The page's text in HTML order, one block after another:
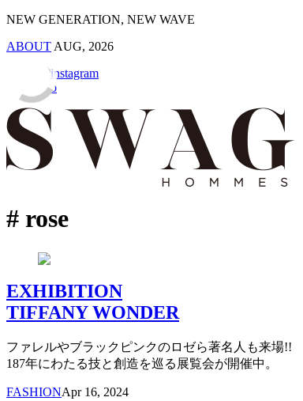
NEW GENERATION, NEW WAVE
ABOUT AUG, 2026
# rose
EXHIBITION
TIFFANY WONDER
ファレルやブラックピンクのロゼら著名人も来場!!
187年にわたる技と創造を巡る展覧会が開催中。
FASHIONApr 16, 2024